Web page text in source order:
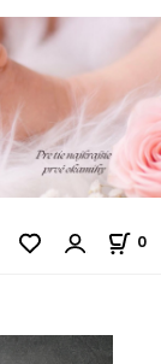
0